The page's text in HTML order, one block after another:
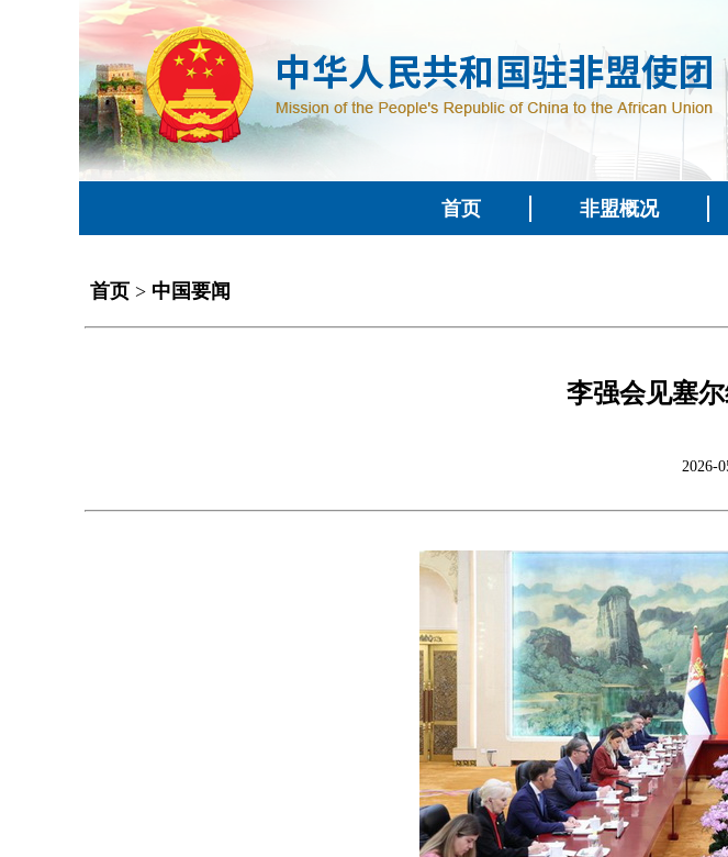
首页 非盟概况
首页 > 中国要闻
李强会见塞
2026-